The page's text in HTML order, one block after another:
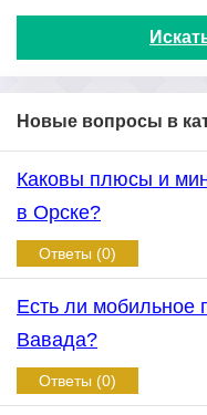
Новые вопросы в
Каковы плюсы и
в Орске?
Ответы (0)
Есть ли мобильное
Вавада?
Ответы (0)